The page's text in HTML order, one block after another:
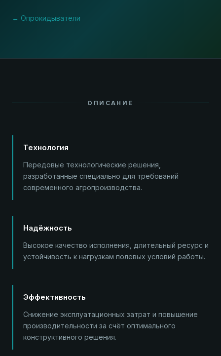
← Опрокидыватели
ОПИСАНИЕ
Технология
Передовые технологические решения,
разработанные специально для требований
современного агропроизводства.
Надёжность
Высокое качество исполнения, длительный ресурс и
устойчивость к нагрузкам полевых условий работы.
Эффективность
Снижение эксплуатационных затрат и повышение
производительности за счёт оптимального
конструктивного решения.